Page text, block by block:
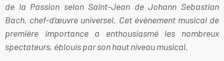
de la Passion selon Saint-Jean de Johann Sebastian
Bach, chef-d’œuvre universel. Cet événement musical de
première importance a enthousiasmé les nombreux
spectateurs, éblouis par son haut niveau musical.